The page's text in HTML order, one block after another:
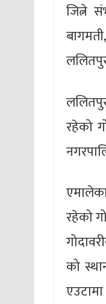
जित्ने
रहेको
रहेको
को